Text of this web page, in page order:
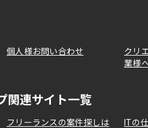
個人様お問い合わせ
クリ
業様
関連サイト一覧
フリーランスの案件探しは
ITの